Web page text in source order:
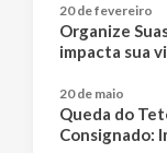
20 de fevereiro
Organize
impacta sua
20 de maio
Queda do
Consignado: